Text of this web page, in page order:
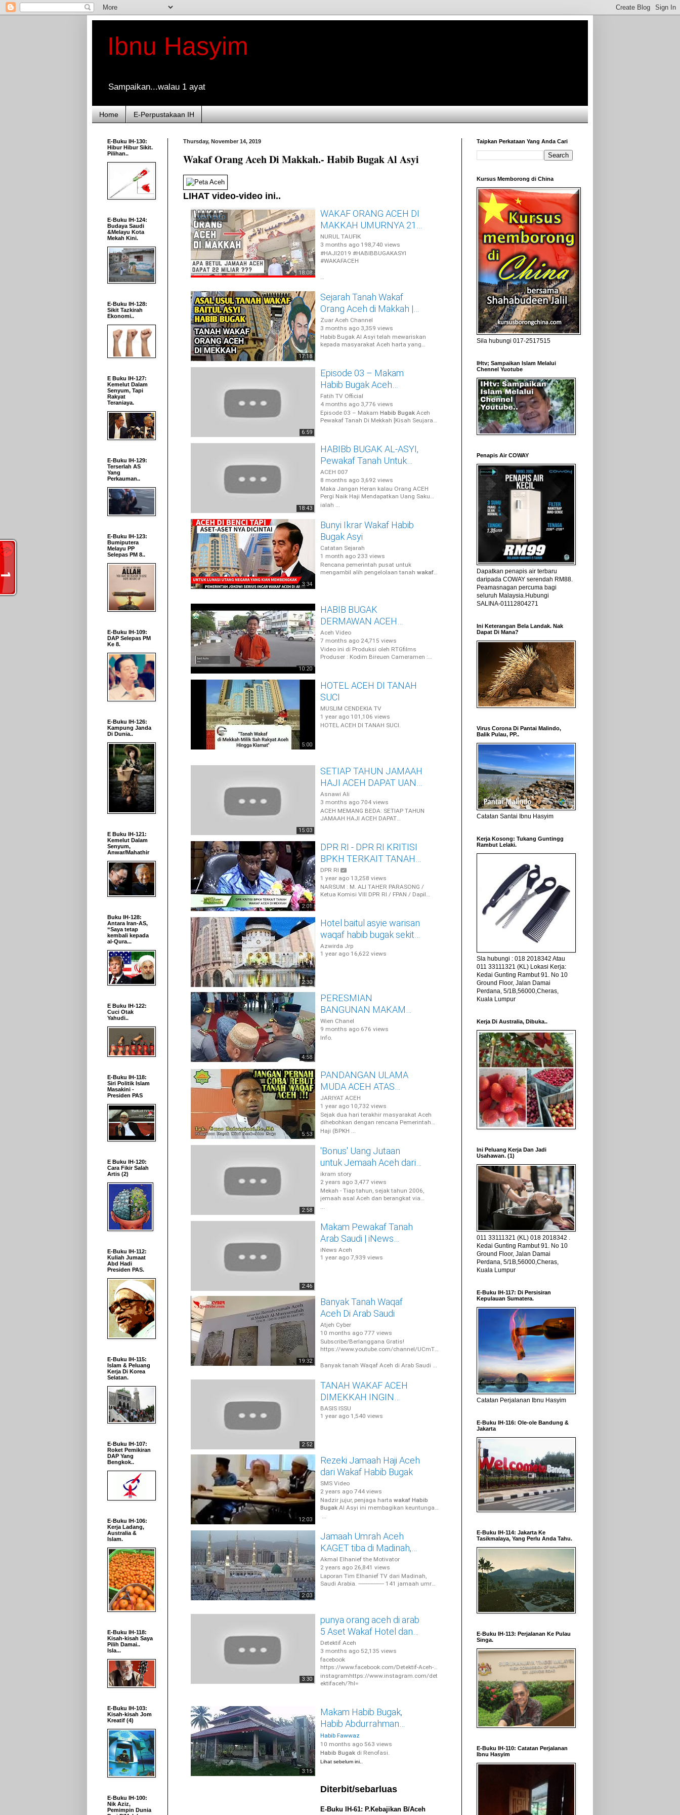
Ibnu Hasyim
Sampaikan...walau 1 ayat
Home E-Perpustakaan IH
Thursday, November 14, 2019
Wakaf Orang Aceh Di Makkah.- Habib Bugak Al Asyi
LIHAT video-video ini..
18:08
WATCHED
WAKAF ORANG ACEH DI
MAKKAH UMURNYA 219
TAHUN
NURUL TAUFIK
3 months ago 198,740 views
#HAJI2019 #HABIBBUGAKASYI
#WAKAFACEH
Mudah-mudahan Allah permudah Langkah
kita menuju Masjid Nabawi dan ...
17:18
Sejarah Tanah Wakaf
Orang Aceh di Makkah |
Habib Bugak Al Asyi
Zuar Aceh Channel
3 months ago 3,359 views
Habib Bugak Al Asyi telah mewariskan
kepada masyarakat Aceh harta yang
6:59
Episode 03 – Makam
Habib Bugak Aceh
Pewakaf Tanah Di
Mekkah [Kisah Seujarah] -
Fatih TV Official
Fatih TV Official
4 months ago 3,776 views
Episode 03 – Makam Habib Bugak Aceh
Pewakaf Tanah Di Mekkah [Kisah Seujarah]
18:43
HABIBb BUGAK AL-ASYI,
Pewakaf Tanah Untuk
Orang Aceh Di Mekkah
ACEH 007
8 months ago 3,692 views
Maka Jangan Heran kalau Orang ACEH
Pergi Naik Haji Mendapatkan Uang Saku
Pada Saat Mau Pulang,,Uang Tersebut
ialah ...
3:34
Bunyi Ikrar Wakaf Habib
Bugak Asyi
Catatan Sejarah
1 month ago 233 views
Rencana pemerintah pusat untuk
mengambil alih pengelolaan tanah wakaf
10:20
HABIB BUGAK
DERMAWAN ACEH
SEPANJANG MASSA
Aceh Video
7 months ago 24,715 views
Video ini di Produksi oleh RTGfilms
Produser : Kodim Bireuen Cameramen :
5:00
HOTEL ACEH DI TANAH
SUCI
MUSLIM CENDEKIA TV
1 year ago 101,106 views
HOTEL ACEH DI TANAH SUCI.
15:03
SETIAP TAHUN JAMAAH
HAJI ACEH DAPAT UANG
WAKAF
Asnawi Ali
3 months ago 704 views
ACEH MEMANG BEDA: SETIAP TAHUN
JAMAAH HAJI ACEH DAPAT
2:01
DPR RI - DPR RI KRITISI
BPKH TERKAIT TANAH
WAKAF ACEH DI
MEKKAH
DPR RI
1 year ago 13,258 views
NARSUM : M. ALI TAHER PARASONG /
Ketua Komisi VIII DPR RI / FPAN / Dapil
2:30
Hotel baitul asyie warisan
waqaf habib bugak sekitar
200 tahun silam dijazirah
Arab saudi
Azwirda Jrp
1 year ago 16,622 views
4:58
PERESMIAN
BANGUNAN MAKAM
HABIB BUGAK ACEH
Wien Chanel
9 months ago 676 views
Info.
5:53
PANDANGAN ULAMA
MUDA ACEH ATAS
KONFLIK TANAH WAQAF
TANAH SUCI
JARIYAT ACEH
1 year ago 10,732 views
Sejak dua hari terakhir masyarakat Aceh
dihebohkan dengan rencana Pemerintah
Pusat melalui Badan Pengelola Keuangan
Haji (BPKH ...
2:58
'Bonus' Uang Jutaan
untuk Jemaah Aceh dari
Wakaf 200 Tahun silam
ikram story
2 years ago 3,477 views
Mekah - Tiap tahun, sejak tahun 2006,
jemaah asal Aceh dan berangkat via
...
2:46
Makam Pewakaf Tanah
Arab Saudi | iNews
20/03/2018
iNews Aceh
1 year ago 7,939 views
19:32
Banyak Tanah Waqaf
Aceh Di Arab Saudi
Atjeh Cyber
10 months ago 777 views
Subscribe/Berlanggana Gratis!
https://www.youtube.com/channel/UCmTq
Banyak tanah Waqaf Aceh di Arab Saudi ...
2:52
TANAH WAKAF ACEH
DIMEKKAH INGIN
DIKELOLA PEMERINTAH
PUSAT
BASIS ISSU
1 year ago 1,540 views
12:03
Rezeki Jamaah Haji Aceh
dari Wakaf Habib Bugak
SMS Video
2 years ago 744 views
Nadzir jujur, penjaga harta wakaf Habib
Bugak Al Asyi ini membagikan keuntungan
...
2:03
Jamaah Umrah Aceh
KAGET tiba di Madinah,
KENAPA?
Akmal Elhanief the Motivator
2 years ago 26,841 views
Laporan Tim Elhanief TV dari Madinah,
Saudi Arabia. ----------------- 141 jamaah umrah
3:30
punya orang aceh di arab
5 Aset Wakaf Hotel dan
bangunan Untuk Jamaah
Haji Aceh Di Mekkah
Detektif Aceh
3 months ago 52,135 views
facebook
https://www.facebook.com/Detektif-Aceh-
325168331366791/
instagramhttps://www.instagram.com/det
ektifaceh/?hl=
3:15
Makam Habib Bugak,
Habib Abdurrahman
Alhabsyi
Habib Fawwaz
10 months ago 563 views
Habib Bugak di Renofasi.
Lihat sebelum ini..
Diterbit/sebarluas
E-Buku IH-61: P.Kebajikan B/Aceh
E-Buku IH-130:
Hibur Hibur Sikit.
Pilihan..
E-Buku IH-124:
Budaya Saudi
&Melayu Kota
Mekah Kini.
E-Buku IH-128:
Sikit Tazkirah
Ekonomi..
E Buku IH-127:
Kemelut Dalam
Senyum, Tapi
Rakyat
Teraniaya.
E-Buku IH-129:
Terserlah AS
Yang
Perkauman..
E-Buku IH-123:
Bumiputera
Melayu PP
Selepas PM 8..
E-Buku IH-109:
DAP Selepas PM
Ke 8.
E-Buku IH-126:
Kampung Janda
Di Dunia..
E Buku IH-121:
Kemelut Dalam
Senyum,
Anwar/Mahathir
Buku IH-128:
Antara Iran-AS,
“Saya tetap
kembali kepada
al-Qura...
E Buku IH-122:
Cuci Otak
Yahudi..
E-Buku IH-118:
Siri Politik Islam
Masakini -
Presiden PAS
E Buku IH-120:
Cara Fikir Salah
Artis (2)
E-Buku IH-112:
Kuliah Jumaat
Abd Hadi
Presiden PAS.
E-Buku IH-115:
Islam & Peluang
Kerja Di Korea
Selatan.
E-Buku IH-107:
Roket Pemikiran
DAP Yang
Bengkok..
E-Buku IH-106:
Kerja Ladang,
Australia &
Islam.
E-Buku IH-118:
Kisah-kisah Saya
Pilih Damai..
Isla...
E-Buku IH-103:
Kisah-kisah Jom
Kreatif (4)
E-Buku IH-100:
Nik Aziz,
Pemimpin Dunia
Taipkan Perkataan Yang Anda Cari
Kursus Memborong di China
Sila hubungi 017-2517515
IHtv; Sampaikan Islam Melalui
Chennel Yuotube
Penapis Air COWAY
Dapatkan penapis air terbaru
daripada COWAY serendah RM88.
Peamasnagan percuma bagi
seluruh Malaysia.Hubungi
SALINA-01112804271
Ini Keterangan Bela Landak. Nak
Dapat Di Mana?
Virus Corona Di Pantai Malindo,
Balik Pulau, PP..
Catatan Santai Ibnu Hasyim
Kerja Kosong: Tukang Guntingg
Rambut Lelaki.
Sla hubungi : 018 2018342 Atau
011 33111321 (KL) Lokasi Kerja:
Kedai Gunting Rambut 91. No 10
Ground Floor, Jalan Damai
Perdana, 5/1B,56000,Cheras,
Kuala Lumpur
Kerja Di Australia, Dibuka..
Ini Peluang Kerja Dan Jadi
Usahawan. (1)
011 33111321 (KL) 018 2018342 .
Kedai Gunting Rambut 91. No 10
Ground Floor, Jalan Damai
Perdana, 5/1B,56000,Cheras,
Kuala Lumpur
E-Buku IH-117: Di Persisiran
Kepulauan Sumatera.
Catatan Perjalanan Ibnu Hasyim
E-Buku IH-116: Ole-ole Bandung &
Jakarta
E-Buku IH-114: Jakarta Ke
Tasikmalaya, Yang Perlu Anda Tahu.
E-Buku IH-113: Perjalanan Ke Pulau
Singa.
E-Buku IH-110: Catatan Perjalanan
Ibnu Hasyim